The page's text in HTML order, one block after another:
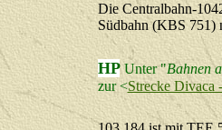
Die Centralbahn-
Südbahn (KBS 751)
HP Unter "Bahnen
zur<Strecke Divaca